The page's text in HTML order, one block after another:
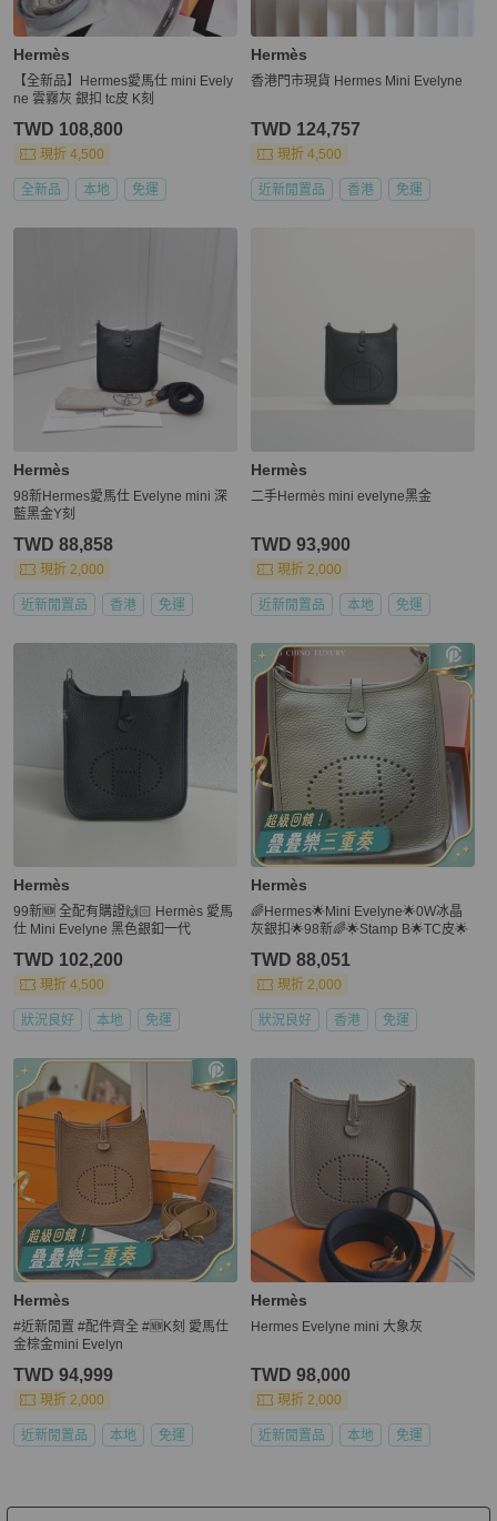
Hermès
【全新品】Hermes愛馬仕 mini Evely
ne 雲霧灰 銀扣 tc皮 K刻
TWD 108,800
現折 4,500
全新品 本地 免運
Hermès
香港門市現貨 Hermes Mini Evelyne
TWD 124,757
現折 4,500
近新閒置品 香港 免運
Hermès
98新Hermes愛馬仕 Evelyne mini 深
藍黑金Y刻
TWD 88,858
現折 2,000
近新閒置品 香港 免運
Hermès
二手Hermès mini evelyne黑金
TWD 93,900
現折 2,000
近新閒置品 本地 免運
Hermès
99新🆕 全配有購證🙌🏻 Hermès 愛馬
仕 Mini Evelyne 黑色銀釦一代
TWD 102,200
現折 4,500
狀況良好 本地 免運
Hermès
🌈Hermes🌟Mini Evelyne🌟0W冰晶
灰銀扣🌟98新🌈🌟Stamp B🌟TC皮🌟
TWD 88,051
現折 2,000
狀況良好 香港 免運
Hermès
#近新閒置 #配件齊全 #🆕K刻 愛馬仕
金棕金mini Evelyn
TWD 94,999
現折 2,000
近新閒置品 本地 免運
Hermès
Hermes Evelyne mini 大象灰
TWD 98,000
現折 2,000
近新閒置品 本地 免運